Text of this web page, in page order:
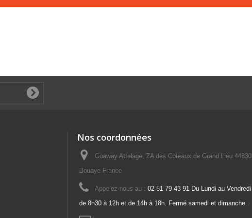
Nos coordonnées
Goaway Attelage, ZA des Coteaux de Grand Lieu 44830
Bouaye France
Appelez-nous au : 02 51 79 43 91 Du Lundi au Vendredi
de 8h30 à 12h et de 14h à 18h. Fermé samedi et dimanche.